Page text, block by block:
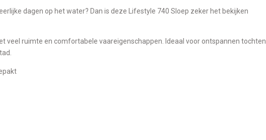
dagen op het water? Dan is deze Lifestyle 740 Sloep zeker het bekijken
veel ruimte en comfortabele vaareigenschappen. Ideaal voor ontspannen tochten